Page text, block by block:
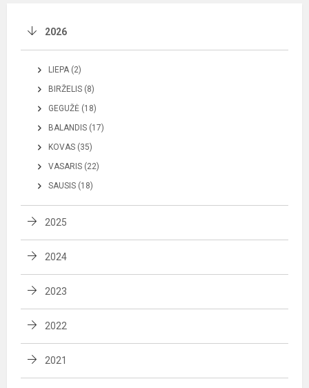
2026
LIEPA (2)
BIRŽELIS (8)
GEGUŽĖ (18)
BALANDIS (17)
KOVAS (35)
VASARIS (22)
SAUSIS (18)
2025
2024
2023
2022
2021